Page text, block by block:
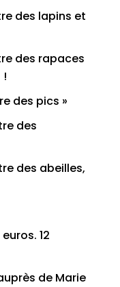
lapins et
rapaces
!
pics »
des
abeilles,
12
de Marie